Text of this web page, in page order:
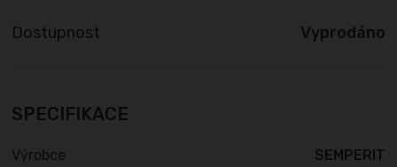
Dostupnost Vyprodáno
SPECIFIKACE
Výrobce SEMPERIT